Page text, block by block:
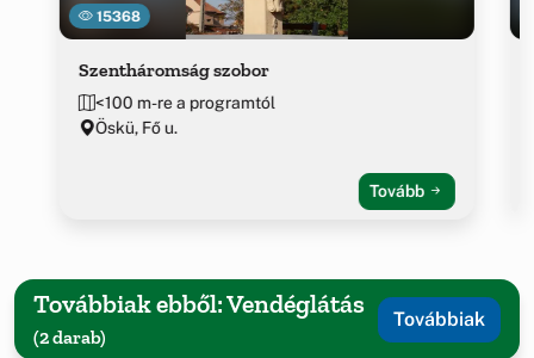
15368
Szentháromság szobor
<100 m-re a programtól
Öskü, Fő u.
Tovább
Továbbiak ebből: Vendéglátás
(2 darab)
Továbbiak